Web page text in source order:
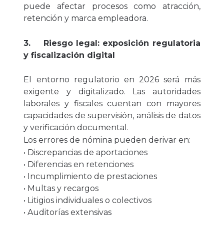
puede afectar procesos como atracción,
retención y marca empleadora.
3. Riesgo legal: exposición regulatoria
y fiscalización digital
El entorno regulatorio en 2026 será más
exigente y digitalizado. Las autoridades
laborales y fiscales cuentan con mayores
capacidades de supervisión, análisis de datos
y verificación documental.
Los errores de nómina pueden derivar en:
• Discrepancias de aportaciones
• Diferencias en retenciones
• Incumplimiento de prestaciones
• Multas y recargos
• Litigios individuales o colectivos
• Auditorías extensivas